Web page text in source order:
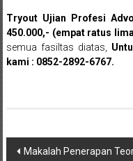
Kediri,
Madiun,
Ponorogo,
Temanggung,
Tryout Ujian Profesi
450.000,- (empat ratus
semua fasiltas diatas,
kami : 0852-2892-6767.
Navigasi
Makalah Penerapan